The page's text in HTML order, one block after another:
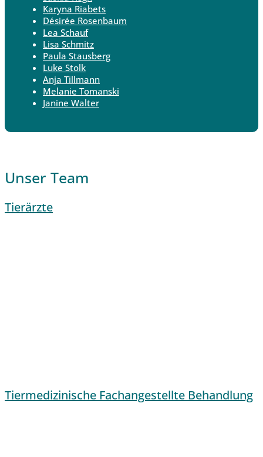
Karyna Riabets
Désirée Rosenbaum
Lea Schauf
Lisa Schmitz
Paula Stausberg
Luke Stolk
Anja Tillmann
Melanie Tomanski
Janine Walter
Unser Team
Tierärzte
Tiermedizinische Fachangestellte Behandlung